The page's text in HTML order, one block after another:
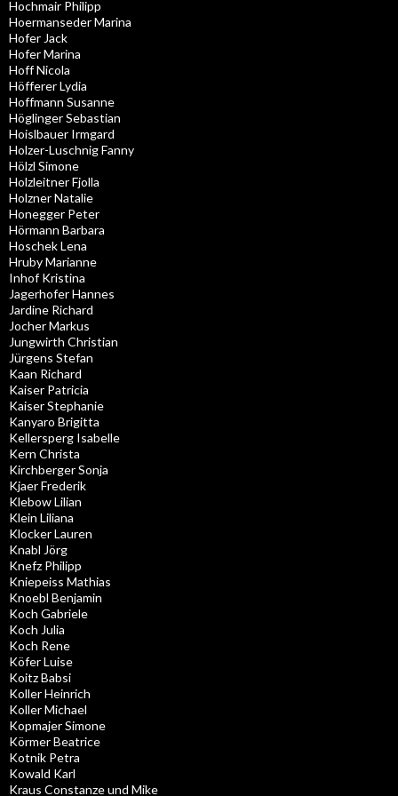
Hochmair Philipp
Hoermanseder Marina
Hofer Jack
Hofer Marina
Hoff Nicola
Höfferer Lydia
Hoffmann Susanne
Höglinger Sebastian
Hoislbauer Irmgard
Holzer-Luschnig Fanny
Hölzl Simone
Holzleitner Fjolla
Holzner Natalie
Honegger Peter
Hörmann Barbara
Hoschek Lena
Hruby Marianne
Inhof Kristina
Jagerhofer Hannes
Jardine Richard
Jocher Markus
Jungwirth Christian
Jürgens Stefan
Kaan Richard
Kaiser Patricia
Kaiser Stephanie
Kanyaro Brigitta
Kellersperg Isabelle
Kern Christa
Kirchberger Sonja
Kjaer Frederik
Klebow Lilian
Klein Liliana
Klocker Lauren
Knabl Jörg
Knefz Philipp
Kniepeiss Mathias
Knoebl Benjamin
Koch Gabriele
Koch Julia
Koch Rene
Köfer Luise
Koitz Babsi
Koller Heinrich
Koller Michael
Kopmajer Simone
Körmer Beatrice
Kotnik Petra
Kowald Karl
Kraus Constanze und Mike